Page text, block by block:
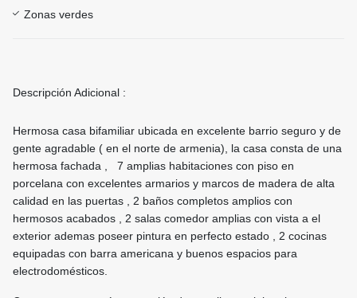
Zonas verdes
Descripción Adicional :
Hermosa casa bifamiliar ubicada en excelente barrio seguro y de
gente agradable ( en el norte de armenia), la casa consta de una
hermosa fachada , 7 amplias habitaciones con piso en
porcelana con excelentes armarios y marcos de madera de alta
calidad en las puertas , 2 baños completos amplios con
hermosos acabados , 2 salas comedor amplias con vista a el
exterior ademas poseer pintura en perfecto estado , 2 cocinas
equipadas con barra americana y buenos espacios para
electrodomésticos.